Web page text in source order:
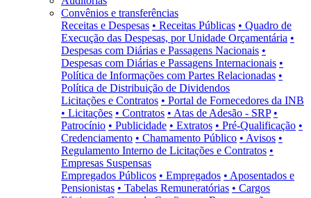
Convênios e transferências
Receitas e Despesas • Receitas Públicas • Quadro de
Execução das Despesas, por Unidade Orçamentária •
Despesas com Diárias e Passagens Nacionais •
Despesas com Diárias e Passagens Internacionais •
Política de Informações com Partes Relacionadas •
Política de Distribuição de Dividendos
Licitações e Contratos • Portal de Fornecedores da INB
• Licitações • Contratos • Atas de Adesão - SRP •
Patrocínio • Publicidade • Extratos • Pré-Qualificação •
Credenciamento • Chamamento Público • Avisos •
Regulamento Interno de Licitações e Contratos •
Empresas Suspensas
Empregados Públicos • Empregados • Aposentados e
Pensionistas • Tabelas Remuneratórias • Cargos